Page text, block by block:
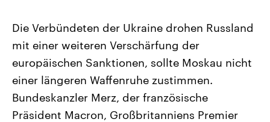
2026
Alle Informationen
Sachsen-Anhalt wählt am 6.
September 2026 einen neuen
Landtag. Seit 2021 wird das
Bundesland von einer Koalition aus
CDU, SPD und FDP regiert.-
Umfragen, Prognosen,
Aktuelle Beiträge,
Hintergründe
Wirtschaftlich und
gehören die Vereinigten
den mächtigsten Ländern
mit großem Einfluss auf
Die Verbündeten der Ukraine drohen Russland
mit einer weiteren Verschärfung der
europäischen Sanktionen, sollte Moskau nicht
einer längeren Waffenruhe zustimmen.
Bundeskanzler Merz, der französische
Präsident Macron, Großbritanniens Premier